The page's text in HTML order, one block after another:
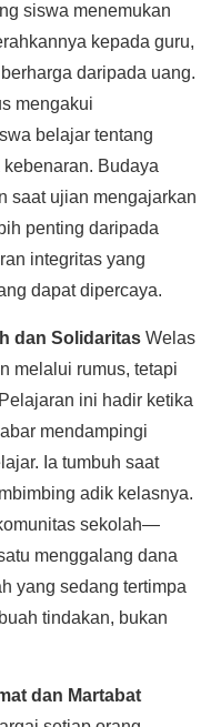
siswa menemukan
kepada guru,
daripada uang.
mengakui
belajar tentang
Budaya
saat ujian mengajarkan
penting daripada
integritas yang
dapat dipercaya.
dan Solidaritas Welas
melalui rumus, tetapi
ini hadir ketika
mendampingi
Ia tumbuh saat
adik kelasnya.
sekolah—
menggalang dana
yang sedang tertimpa
tindakan, bukan
dan Martabat